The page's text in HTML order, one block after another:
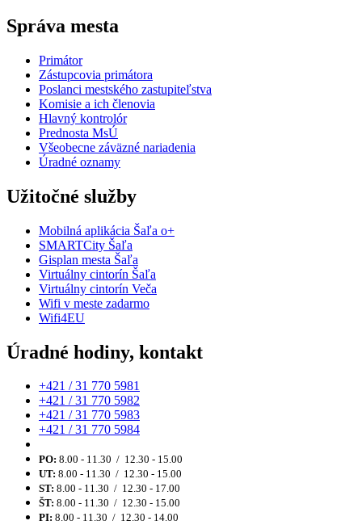
Správa mesta
Primátor
Zástupcovia primátora
Poslanci mestského zastupiteľstva
Komisie a ich členovia
Hlavný kontrolór
Prednosta MsÚ
Všeobecne záväzné nariadenia
Úradné oznamy
Užitočné služby
Mobilná aplikácia Šaľa o+
SMARTCity Šaľa
Gisplan mesta Šaľa
Virtuálny cintorín Šaľa
Virtuálny cintorín Veča
Wifi v meste zadarmo
Wifi4EU
Úradné hodiny, kontakt
+421 / 31 770 5981
+421 / 31 770 5982
+421 / 31 770 5983
+421 / 31 770 5984
PO: 8.00 - 11.30 / 12.30 - 15.00
UT: 8.00 - 11.30 / 12.30 - 15.00
ST: 8.00 - 11.30 / 12.30 - 17.00
ŠT: 8.00 - 11.30 / 12.30 - 15.00
PI: 8.00 - 11.30 / 12.30 - 14.00